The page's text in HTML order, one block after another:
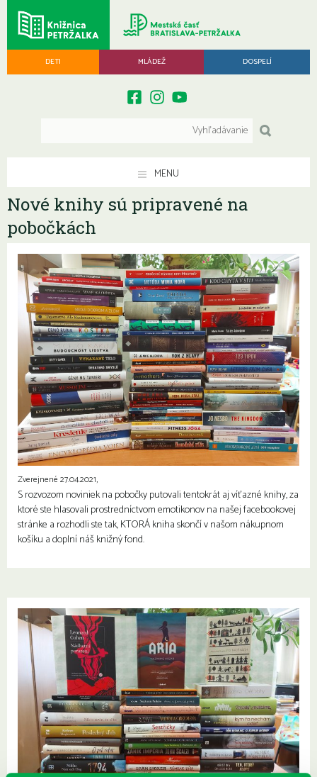
DETI MLÁDEŽ DOSPELÍ
MENU
Nové knihy sú pripravené na
pobočkách
Zverejnené 27.04.2021,
S rozvozom noviniek na pobočky putovali tentokrát aj víťazné knihy, za
ktoré ste hlasovali prostredníctvom emotikonov na našej facebookovej
stránke a rozhodli ste tak, KTORÁ kniha skončí v našom nákupnom
košíku a doplní náš knižný fond.